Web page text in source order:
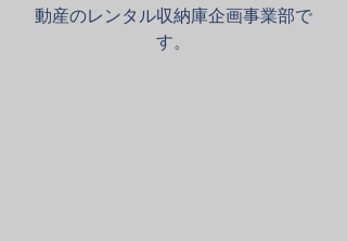
動産のレンタル収納庫企画事業部で
す。